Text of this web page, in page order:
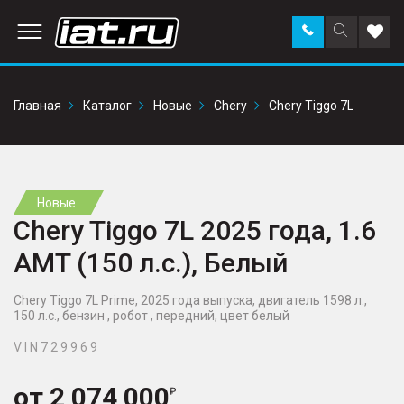
Поиск
по
Заказать
звонок в
Главная
Каталог Новые Chery Chery Tiggo 7L
Новые
Chery Tiggo 7L 2025 года, 1.6
AMT (150 л.с.), Белый
Chery Tiggo 7L Prime, 2025 года выпуска, двигатель 1598 л.,
150 л.с., бензин , робот , передний, цвет белый
V I N 7 2 9 9 6 9
от 2 074 000